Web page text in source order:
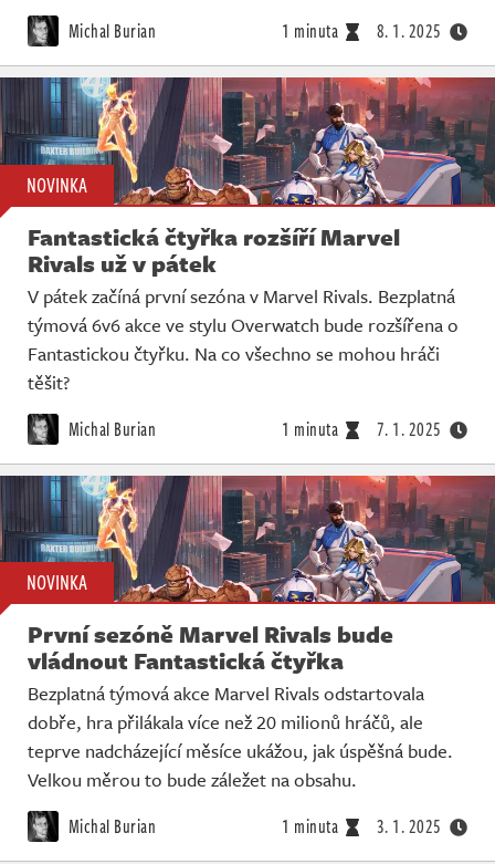
Michal Burian 1 minuta 8. 1. 2025
NOVINKA
Fantastická čtyřka rozšíří Marvel
Rivals už v pátek
V pátek začíná první sezóna v Marvel Rivals. Bezplatná
týmová 6v6 akce ve stylu Overwatch bude rozšířena o
Fantastickou čtyřku. Na co všechno se mohou hráči
těšit?
Michal Burian 1 minuta 7. 1. 2025
NOVINKA
První sezóně Marvel Rivals bude
vládnout Fantastická čtyřka
Bezplatná týmová akce Marvel Rivals odstartovala
dobře, hra přilákala více než 20 milionů hráčů, ale
teprve nadcházející měsíce ukážou, jak úspěšná bude.
Velkou měrou to bude záležet na obsahu.
Michal Burian 1 minuta 3. 1. 2025